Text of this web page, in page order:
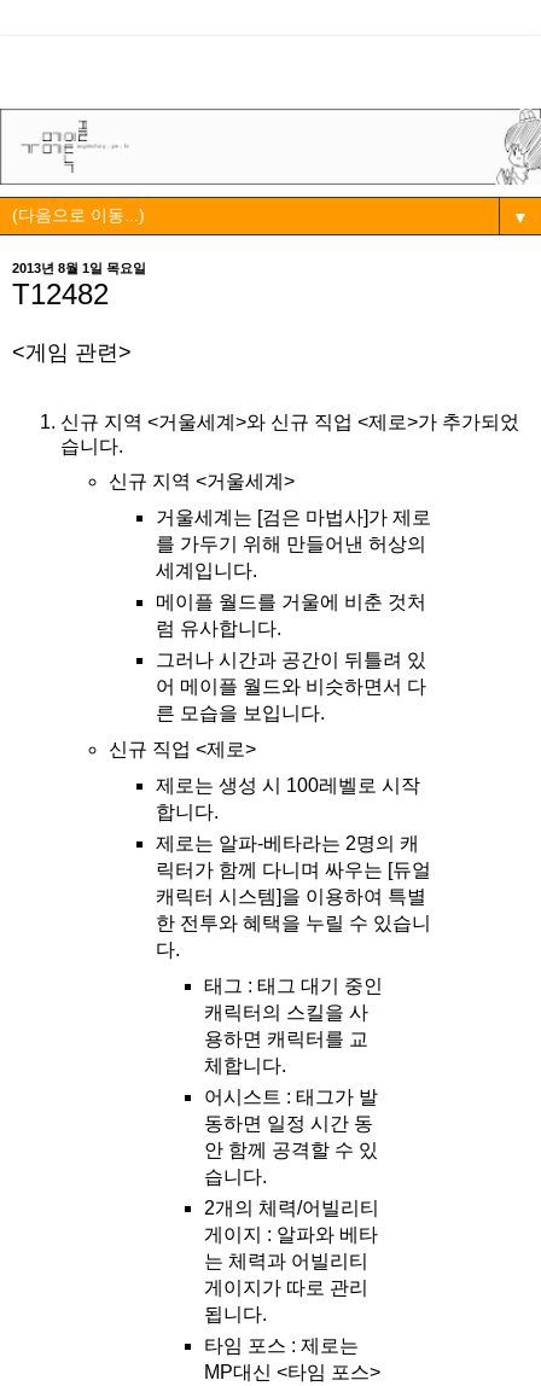
▼
2013년 8월 1일 목요일
T12482
<게임 관련>
신규 지역 <거울세계>와 신규 직업 <제로>가 추가되었
습니다.
신규 지역 <거울세계>
거울세계는 [검은 마법사]가 제로
를 가두기 위해 만들어낸 허상의
세계입니다.
메이플 월드를 거울에 비춘 것처
럼 유사합니다.
그러나 시간과 공간이 뒤틀려 있
어 메이플 월드와 비슷하면서 다
른 모습을 보입니다.
신규 직업 <제로>
제로는 생성 시 100레벨로 시작
합니다.
제로는 알파-베타라는 2명의 캐
릭터가 함께 다니며 싸우는 [듀얼
캐릭터 시스템]을 이용하여 특별
한 전투와 혜택을 누릴 수 있습니
다.
태그 : 태그 대기 중인
캐릭터의 스킬을 사
용하면 캐릭터를 교
체합니다.
어시스트 : 태그가 발
동하면 일정 시간 동
안 함께 공격할 수 있
습니다.
2개의 체력/어빌리티
게이지 : 알파와 베타
는 체력과 어빌리티
게이지가 따로 관리
됩니다.
타임 포스 : 제로는
MP대신 <타임 포스>